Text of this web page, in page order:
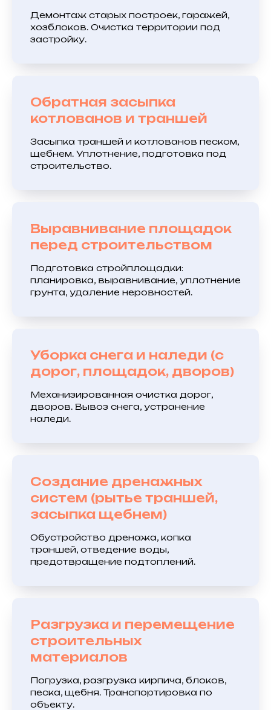
Демонтаж старых построек, гаражей,
хозблоков. Очистка территории под
застройку.
Обратная засыпка
котлованов и траншей
Засыпка траншей и котлованов песком,
щебнем. Уплотнение, подготовка под
строительство.
Выравнивание площадок
перед строительством
Подготовка стройплощадки:
планировка, выравнивание, уплотнение
грунта, удаление неровностей.
Уборка снега и наледи (с
дорог, площадок, дворов)
Механизированная очистка дорог,
дворов. Вывоз снега, устранение
наледи.
Создание дренажных
систем (рытье траншей,
засыпка щебнем)
Обустройство дренажа, копка
траншей, отведение воды,
предотвращение подтоплений.
Разгрузка и перемещение
строительных
материалов
Погрузка, разгрузка кирпича, блоков,
песка, щебня. Транспортировка по
объекту.